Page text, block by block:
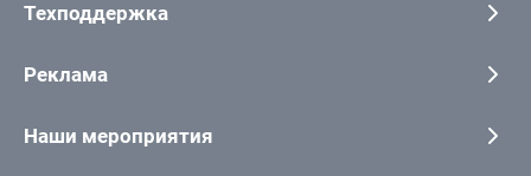
Техподдержка
Реклама
Наши мероприятия